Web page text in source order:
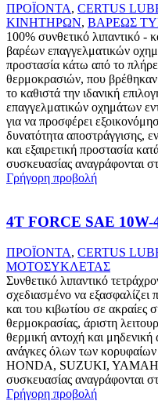
ΠΡΟΪΟΝΤΑ, CERTUS
ΚΙΝΗΤΗΡΩΝ, ΒΑΡΕΩΣ
100% συνθετικό λιπαντικό -
βαρέων επαγγελματικών
προστασία κάτω από το
θερμοκρασιών, που
το καθιστά την ιδανική
επαγγελματικών οχημάτων
για να προσφέρει
δυνατότητα αποστράγγισης,
και εξαιρετική προστασία
συσκευασίας αναγράφονται
Γρήγορη προβολή
4T FORCE SAE 10W-
ΠΡΟΪΟΝΤΑ, CERTUS
ΜΟΤΟΣΥΚΛΕΤΑΣ
Συνθετικό λιπαντικό
σχεδιασμένο να εξασφαλίζει
και του κιβωτίου σε ακραίες
θερμοκρασίας, άριστη
θερμική αντοχή και μηδενική
ανάγκες όλων των
HONDA, SUZUKI,
συσκευασίας αναγράφονται
Γρήγορη προβολή